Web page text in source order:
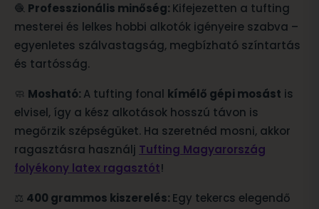
🧶 Professzionális minőség: Kifejezetten a tufting
mesterei és lelkes hobbi alkotók igényeire szabva –
egyenletes szálvastagság, megbízható színtartás
és tartósság.
🧼 Mosható: A tufting fonal kímélő gépi mosást is
elvisel, így a kész alkotások hosszú távon is
megőrzik szépségüket. Ha szeretnéd mosni, akkor
ragasztásra használj Tufting Magyarország
folyékony latex ragasztót!
⚖️ 400 grammos kiszerelés: Egy tekercs elegendő